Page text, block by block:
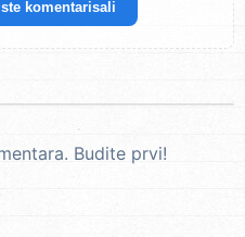
komentarisali
Budite prvi!